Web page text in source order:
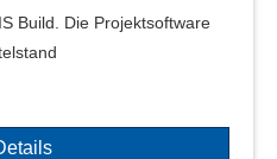
Build. Die Projektsoftware